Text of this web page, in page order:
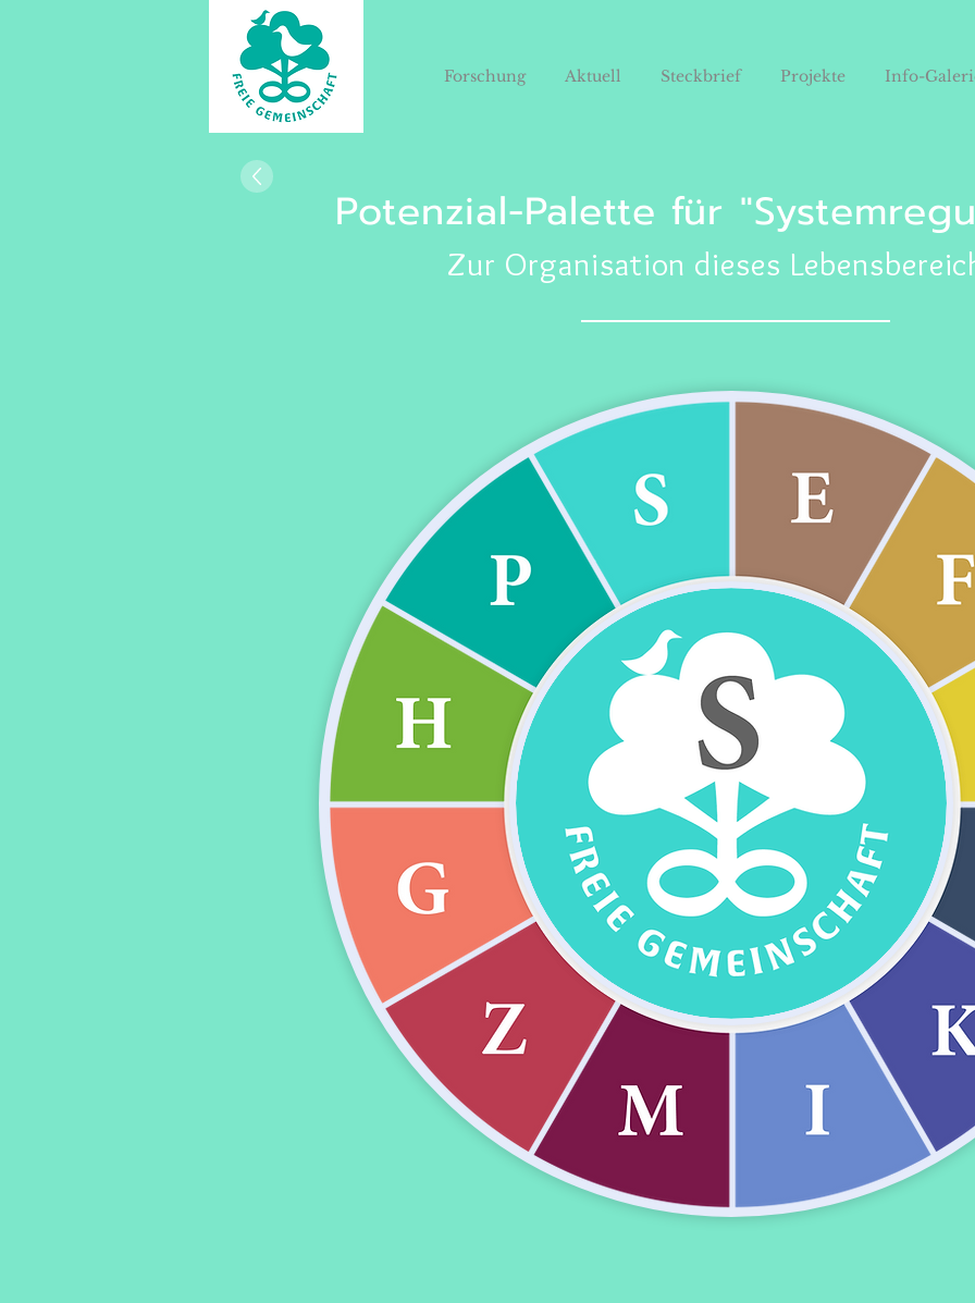
Forschung Aktuell Steckbrief Projekte Info-
Potenzial-Palette für
Zur Organisation dieses